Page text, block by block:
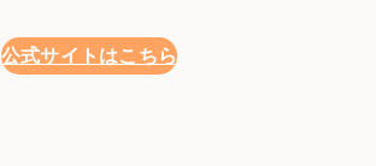
公式サイトはこちら